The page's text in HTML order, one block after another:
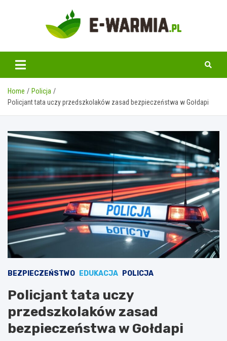
www.e-warmia.pl
Home
Policja
Policjant tata uczy przedszkolaków zasad bezpieczeństwa w Gołdapi
BEZPIECZEŃSTWO EDUKACJA POLICJA
Policjant tata uczy
przedszkolaków zasad
bezpieczeństwa w Gołdapi